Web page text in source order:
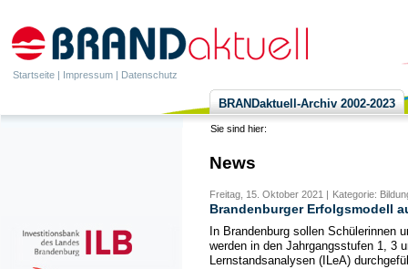
Startseite | Impressum | Datenschutz
BRANDaktuell-Archiv 2002-2023
Sie sind hier:
News
Freitag, 15. Oktober 2021 | Kategorie:
Brandenburger Erfolgsmodell
In Brandenburg sollen Schülerinnen
werden in den Jahrgangsstufen 1, 3
Lernstandsanalysen (ILeA)